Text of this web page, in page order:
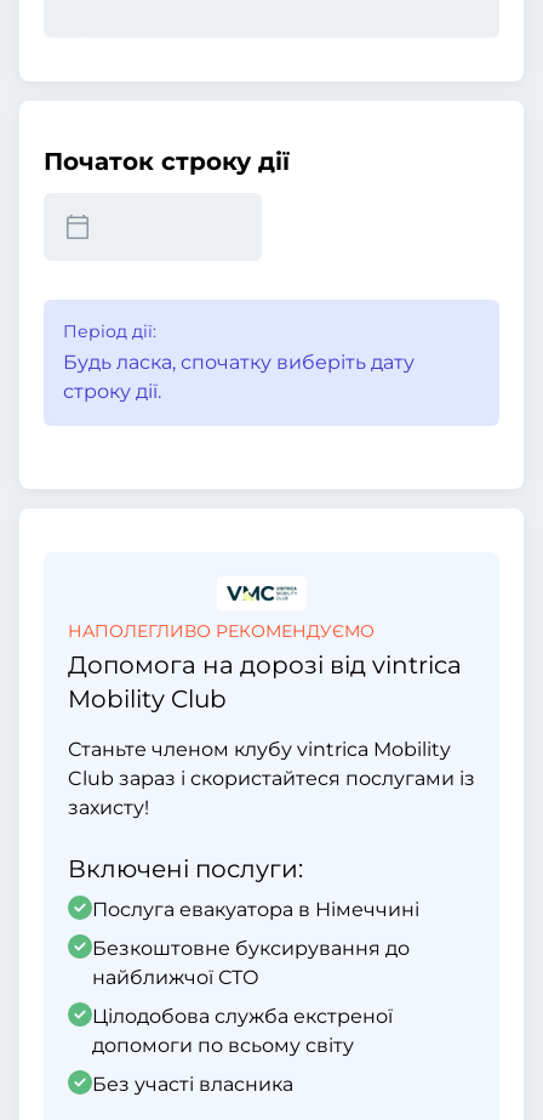
Початок строку дії
Період дії:
Будь ласка, спочатку виберіть дату
строку дії.
НАПОЛЕГЛИВО РЕКОМЕНДУЄМО
Допомога на дорозі від vintrica
Mobility Club
Станьте членом клубу vintrica Mobility
Club зараз і скористайтеся послугами із
захисту!
Включені послуги:
Послуга евакуатора в Німеччині
Безкоштовне буксирування до
найближчої СТО
Цілодобова служба екстреної
допомоги по всьому світу
Без участі власника